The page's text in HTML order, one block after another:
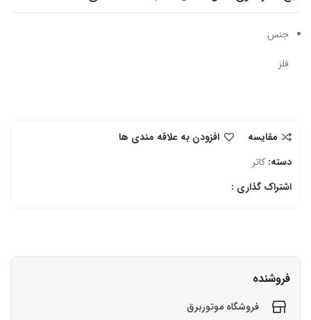
جنس
فلز
مقایسه
افزودن به علاقه مندی ها
دسته: کاتر
اشتراک گذاری :
فروشنده
فروشگاه موتوربرق